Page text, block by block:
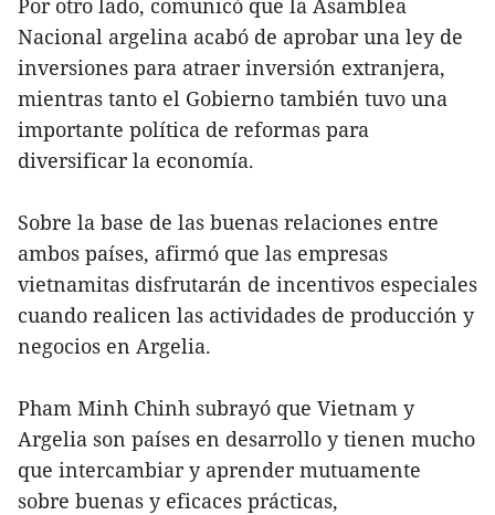
Nacional argelina acabó de aprobar una ley de
inversiones para atraer inversión extranjera,
mientras tanto el Gobierno también tuvo una
importante política de reformas para
diversificar la economía.
Sobre la base de las buenas relaciones entre
ambos países, afirmó que las empresas
vietnamitas disfrutarán de incentivos especiales
cuando realicen las actividades de producción y
negocios en Argelia.
Pham Minh Chinh subrayó que Vietnam y
Argelia son países en desarrollo y tienen mucho
que intercambiar y aprender mutuamente
sobre buenas y eficaces prácticas,